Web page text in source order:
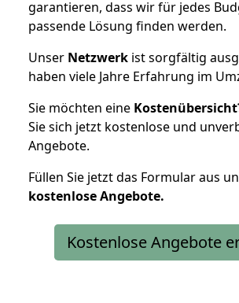
garantieren, dass wir für jedes
passende Lösung finden werden.
Unser Netzwerk ist sorgfältig
haben viele Jahre Erfahrung im
Sie möchten eine
Sie sich jetzt kostenlose und
Angebote.
Füllen Sie jetzt das Formular aus
kostenloseAngebote.
Kostenlose Angebote